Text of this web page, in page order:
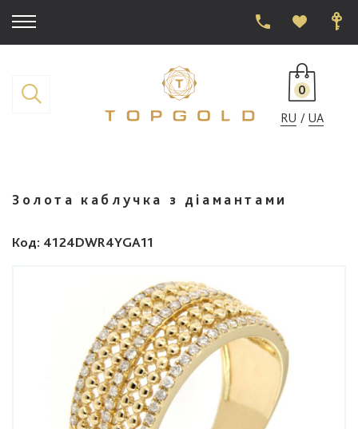
0
RU
UA
Золота каблучка з діамантами
Код: 4124DWR4YGA11